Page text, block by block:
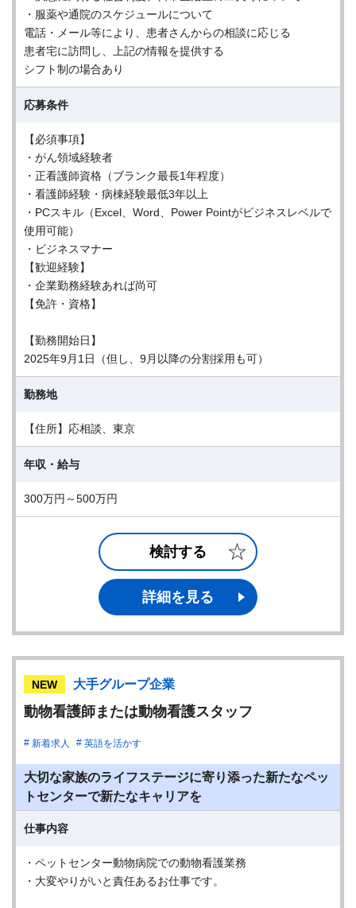
・服薬や通院のスケジュールについて
電話・メール等により、患者さんからの相談に応じる
患者宅に訪問し、上記の情報を提供する
シフト制の場合あり
応募条件
【必須事項】
・がん領域経験者
・正看護師資格（ブランク最長1年程度）
・看護師経験・病棟経験最低3年以上
・PCスキル（Excel、Word、Power Pointがビジネスレベルで
使用可能）
・ビジネスマナー
【歓迎経験】
・企業勤務経験あれば尚可
【免許・資格】
【勤務開始日】
2025年9月1日（但し、9月以降の分割採用も可）
勤務地
【住所】応相談、東京
年収・給与
300万円～500万円
検討する
詳細を見る
NEW 大手グループ企業
動物看護師または動物看護スタッフ
新着求人 英語を活かす
大切な家族のライフステージに寄り添った新たなペッ
トセンターで新たなキャリアを
仕事内容
・ペットセンター動物病院での動物看護業務
・大変やりがいと責任あるお仕事です。